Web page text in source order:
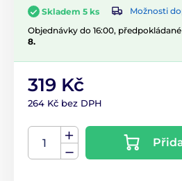
Skladem 5 ks
Možnosti
Objednávky do 16:00,
8.
319 Kč
264 Kč bez DPH